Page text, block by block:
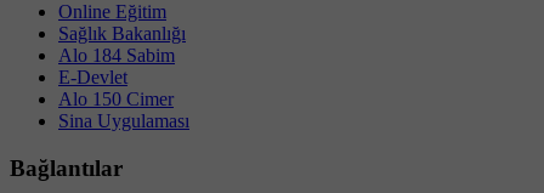
Online Eğitim
Sağlık Bakanlığı
Alo 184 Sabim
E-Devlet
Alo 150 Cimer
Sina Uygulaması
Bağlantılar